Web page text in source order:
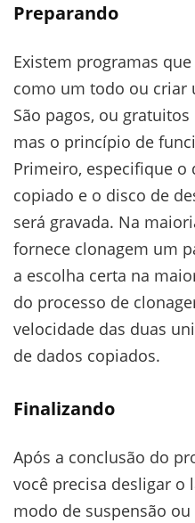
Preparando
Existem programas
como um todo ou criar
São pagos, ou
mas o princípio de
Primeiro, especifique o
copiado e o disco de
será gravada. Na
fornece clonagem um
a escolha certa na
do processo de
velocidade das duas
de dados copiados.
Finalizando
Após a conclusão do
você precisa desligar o
modo de suspensão